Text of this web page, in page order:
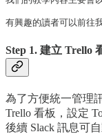
有興趣的讀者可以前往
Step 1. 建立 Trello
為了方便統一管理
Trello 看板，設定
後續 Slack 訊息可